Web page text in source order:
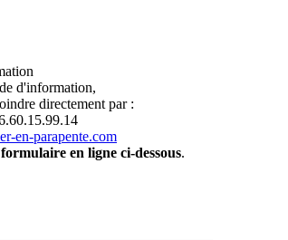
d'information,
directement par :
en-parapente.com
en ligne ci-dessous.